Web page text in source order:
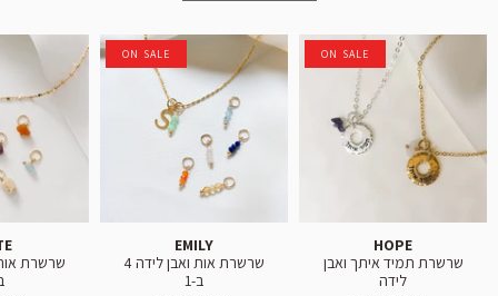
ON SALE
HOPE
שרשרת תמיד איתך ואבן
לידה
ON SALE
EMILY
שרשרת אות ואבן לידה 4
ב-1